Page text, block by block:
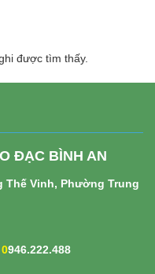
được tìm thấy.
ĐẠC BÌNH AN
Thế Vinh, Phường Trung
0946.222.488